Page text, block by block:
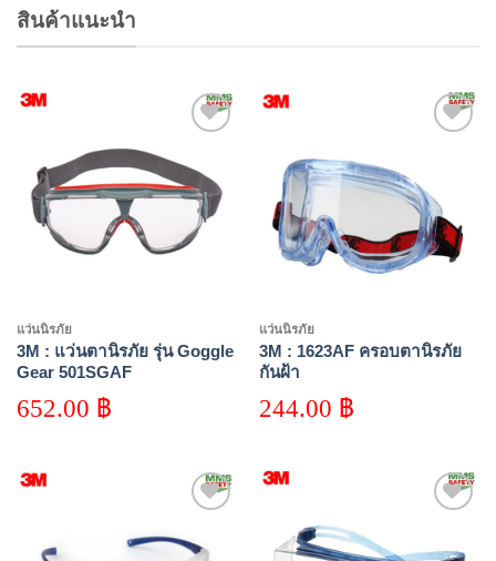
สินค้าแนะนำ
wishlist
แว่นนิรภัย
3M : แว่นตานิรภัย รุ่น Goggle
Gear 501SGAF
652.00 ฿
แว่นนิรภัย
3M : 1623AF ครอบตานิรภัย
กันฝ้า
244.00 ฿
wishlist